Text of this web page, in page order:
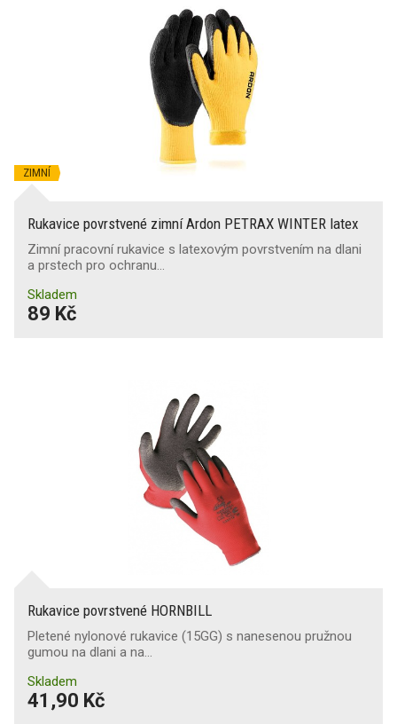
ZIMNÍ
Rukavice povrstvené zimní Ardon PETRAX WINTER latex
Zimní pracovní rukavice s latexovým povrstvením na dlani
a prstech pro ochranu…
Skladem
89 Kč
Rukavice povrstvené HORNBILL
Pletené nylonové rukavice (15GG) s nanesenou pružnou
gumou na dlani a na…
Skladem
41,90 Kč